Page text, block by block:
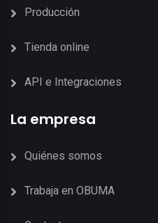
Producción
Tienda online
API e Integraciones
La empresa
Quiénes somos
Trabaja en OBUMA